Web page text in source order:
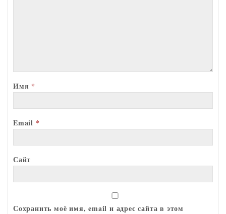
Имя *
Email *
Сайт
Сохранить моё имя, email и адрес сайта в этом